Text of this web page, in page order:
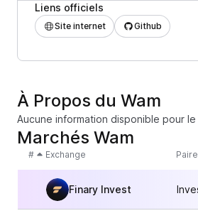
Liens officiels
Site internet Github
À Propos du Wam
Aucune information disponible pour le
Marchés Wam
# Exchange Paire
Finary Invest